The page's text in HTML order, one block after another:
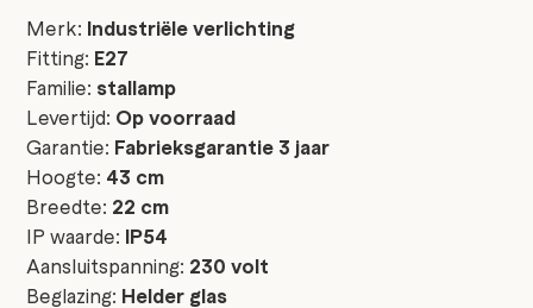
Merk: Industriële verlichting
Fitting: E27
Familie: stallamp
Levertijd: Op voorraad
Garantie: Fabrieksgarantie 3 jaar
Hoogte: 43 cm
Breedte: 22 cm
IP waarde: IP54
Aansluitspanning: 230 volt
Beglazing: Helder glas